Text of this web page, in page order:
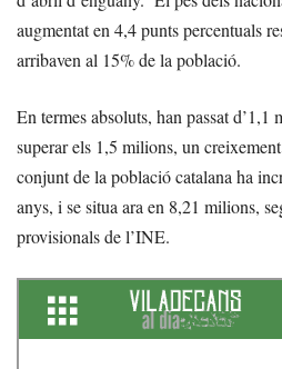
augmentat en 4,4 punts percentuals
arribaven al 15% de la població.
En termes absoluts, han passat d’1,1
superar els 1,5 milions, un
conjunt de la població catalana ha
anys, i se situa ara en 8,21 milions,
provisionals de l’INE.